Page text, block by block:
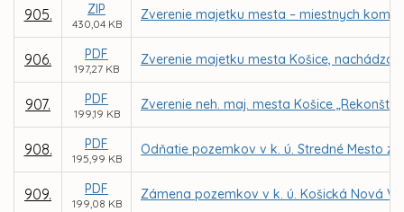
905. ZIP
430,04 KB
Zverenie majetku mesta – miestnych
906. PDF
197,27 KB
Zverenie majetku mesta Košice,
907. PDF
199,19 KB
Zverenie neh. maj. mesta Košice
908. PDF
195,99 KB
Odňatie pozemkov v k. ú. Stredné Mesto
909. PDF
199,08 KB
Zámena pozemkov v k. ú. Košická Nová